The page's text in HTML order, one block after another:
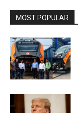
MOST POPULAR